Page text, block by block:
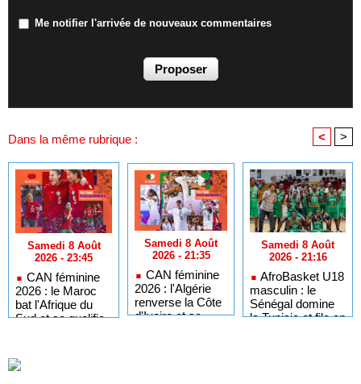
Me notifier l'arrivée de nouveaux commentaires
Dans la même rubrique : < >
Samedi 8 Août
2026 - 23:45
CAN féminine
2026 : le Maroc
bat l'Afrique du
Sud et se qualifie
Samedi 8 Août
2026 - 21:35
CAN féminine
2026 : l'Algérie
renverse la Côte
d'Ivoire et se
Samedi 8 Août
2026 - 21:16
AfroBasket U18
masculin : le
Sénégal domine
la Tunisie et file en